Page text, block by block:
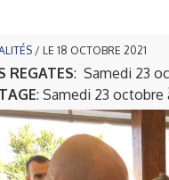
/ LE 18 OCTOBRE 2021
REGATES: Samedi 23
: Samedi 23 octobre